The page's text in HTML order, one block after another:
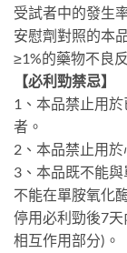
受試者中的發生
安慰劑對照的本
≥1%的藥物不良
【必利勁禁忌】
1、本品禁止用
者。
2、本品禁止用
3、本品既不能
不能在單胺氧化
停用必利勁後7
相互作用部分)。